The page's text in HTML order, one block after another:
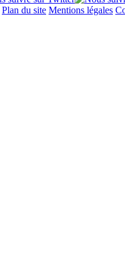
Plan du site Mentions légales